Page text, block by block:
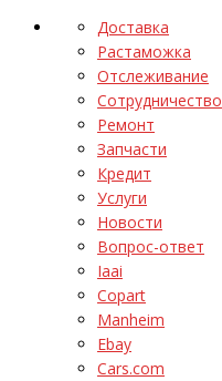
Доставка
Растаможка
Отслеживание
Сотрудничество
Ремонт
Запчасти
Кредит
Услуги
Новости
Вопрос-ответ
Iaai
Copart
Manheim
Ebay
Cars.com